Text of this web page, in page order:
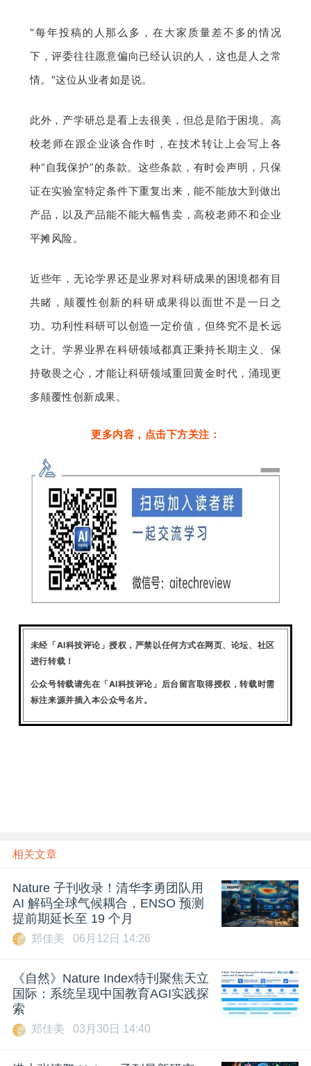
"每年投稿的人那么多，在大家质量差不多的情况
下，评委往往愿意偏向已经认识的人，这也是人之常
情。"这位从业者如是说。
此外，产学研总是看上去很美，但总是陷于困境。高
校老师在跟企业谈合作时，在技术转让上会写上各
种“自我保护”的条款。这些条款，有时会声明，只保
证在实验室特定条件下重复出来，能不能放大到做出
产品，以及产品能不能大幅售卖，高校老师不和企业
平摊风险。
近些年，无论学界还是业界对科研成果的困境都有目
共睹，颠覆性创新的科研成果得以面世不是一日之
功。功利性科研可以创造一定价值，但终究不是长远
之计。学界业界在科研领域都真正秉持长期主义、保
持敬畏之心，才能让科研领域重回黄金时代，涌现更
多颠覆性创新成果。
更多内容 ，点击下方关注：
未经「AI科技评论」授权，严禁以任何方式在网页、论坛、社区
进行转载！
公众号转载请先在「AI科技评论」后台留言取得授权，转载时需
标注来源并插入本公众号名片。
相关文章
Nature 子刊收录！清华李勇团队用
AI 解码全球气候耦合，ENSO 预测
提前期延长至 19 个月
郑佳美 06月12日 14:26
《自然》Nature Index特刊聚焦天立
国际：系统呈现中国教育AGI实践探
索
郑佳美 03月30日 14:40